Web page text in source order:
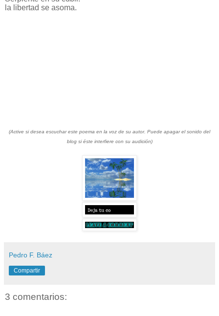
la libertad se asoma.
(Active si desea escuchar este poema en la voz de su autor. Puede apagar el sonido del
blog si éste interfiere con su audición)
Pedro F. Báez
Compartir
3 comentarios: